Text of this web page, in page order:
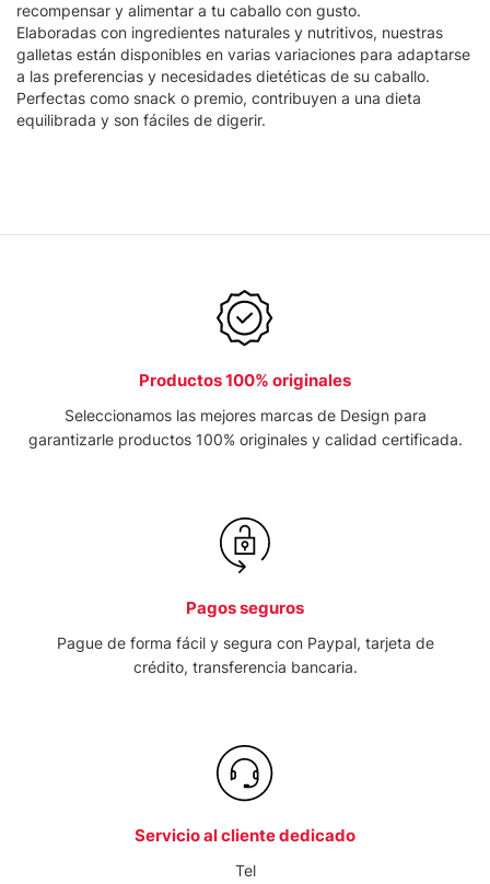
recompensar y alimentar a tu caballo con gusto.
Elaboradas con ingredientes naturales y nutritivos, nuestras
galletas están disponibles en varias variaciones para adaptarse
a las preferencias y necesidades dietéticas de su caballo.
Perfectas como snack o premio, contribuyen a una dieta
equilibrada y son fáciles de digerir.
Productos 100% originales
Seleccionamos las mejores marcas de Design para
garantizarle productos 100% originales y calidad certificada.
Pagos seguros
Pague de forma fácil y segura con Paypal, tarjeta de
crédito, transferencia bancaria.
Servicio al cliente dedicado
Tel